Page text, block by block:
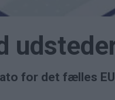
for det fælles